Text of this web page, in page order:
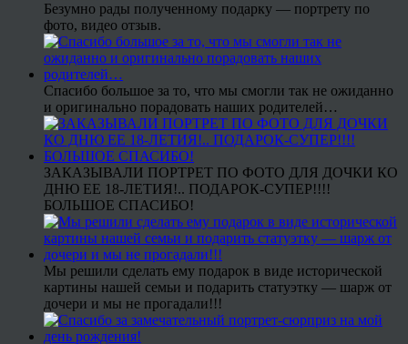
Безумно рады полученному подарку — портрету по
фото, видео отзыв.
Спасибо большое за то, что мы смогли так не ожиданно
и оригинально порадовать наших родителей…
ЗАКАЗЫВАЛИ ПОРТРЕТ ПО ФОТО ДЛЯ ДОЧКИ КО
ДНЮ ЕЕ 18-ЛЕТИЯ!.. ПОДАРОК-СУПЕР!!!!
БОЛЬШОЕ СПАСИБО!
Мы решили сделать ему подарок в виде исторической
картины нашей семьи и подарить статуэтку — шарж от
дочери и мы не прогадали!!!